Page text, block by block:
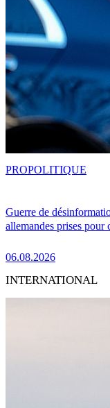
Guerre de
allemandes prises pour
06.08.2026
PROPOLITIQUE
INTERNATIONAL